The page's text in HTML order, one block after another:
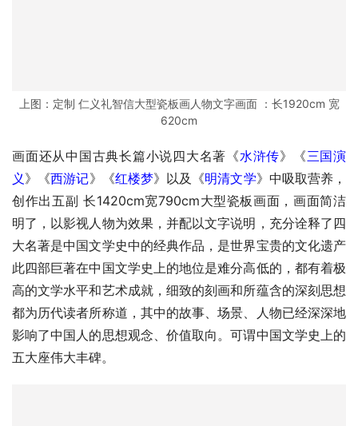
上图：定制 仁义礼智信大型瓷板画人物文字画面 ：长1920cm 宽
620cm
画面还从中国古典长篇小说四大名著《水浒传》《三国演
义 》《西游记》《红楼梦》以及《明清文学》中吸取营养，
创作出五副 长1420cm宽790cm大型瓷板画面，画面简洁
明了，以影视人物为效果，并配以文字说明，充分诠释了四
大名著是中国文学史中的经典作品，是世界宝贵的文化遗产
此四部巨著在中国文学史上的地位是难分高低的，都有着极
高的文学水平和艺术成就，细致的刻画和所蕴含的深刻思想
都为历代读者所称道，其中的故事、场景、人物已经深深地
影响了中国人的思想观念、价值取向。可谓中国文学史上的
五大座伟大丰碑。